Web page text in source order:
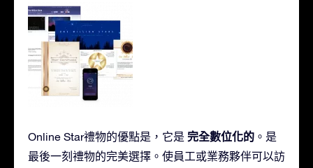
Online Star禮物的優點是，它是 完全數位化的 。是
最後一刻禮物的完美選擇。使員工或業務夥伴可以訪